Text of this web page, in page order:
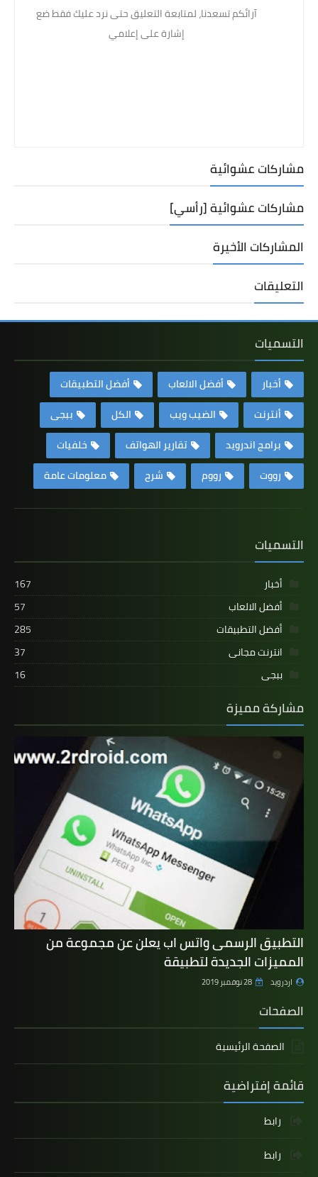
آرائكم تسعدنا، لمتابعة التعليق حتى نرد عليك فقط ضع
إشارة على إعلامي
مشاركات عشوائية
مشاركات عشوائية [رأسي]
المشاركات الأخيرة
التعليقات
التسميات
أخبار أفضل الالعاب
أفضل التطبيقات
أنترنت
الضيب ويب الكل
ببجى
برامج اندرويد
تقارير الهواتف
خلفيات
رووت
رووم شرح معلومات عامة
التسميات
أخبار
167
أفضل الالعاب
57
أفضل التطبيقات
285
انترنت مجانى
37
ببجى
16
مشاركة مميزة
التطبيق الرسمى واتس اب يعلن عن مجموعة من
المميزات الجديدة لتطبيقة
اردرويد 28 نوفمبر 2019
الصفحات
الصفحة الرئيسية
قائمة إفتراضية
رابط
رابط